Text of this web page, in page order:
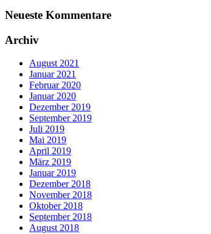
Neueste Kommentare
Archiv
August 2021
Januar 2021
Februar 2020
Januar 2020
Dezember 2019
September 2019
Juli 2019
Mai 2019
April 2019
März 2019
Januar 2019
Dezember 2018
November 2018
Oktober 2018
September 2018
August 2018